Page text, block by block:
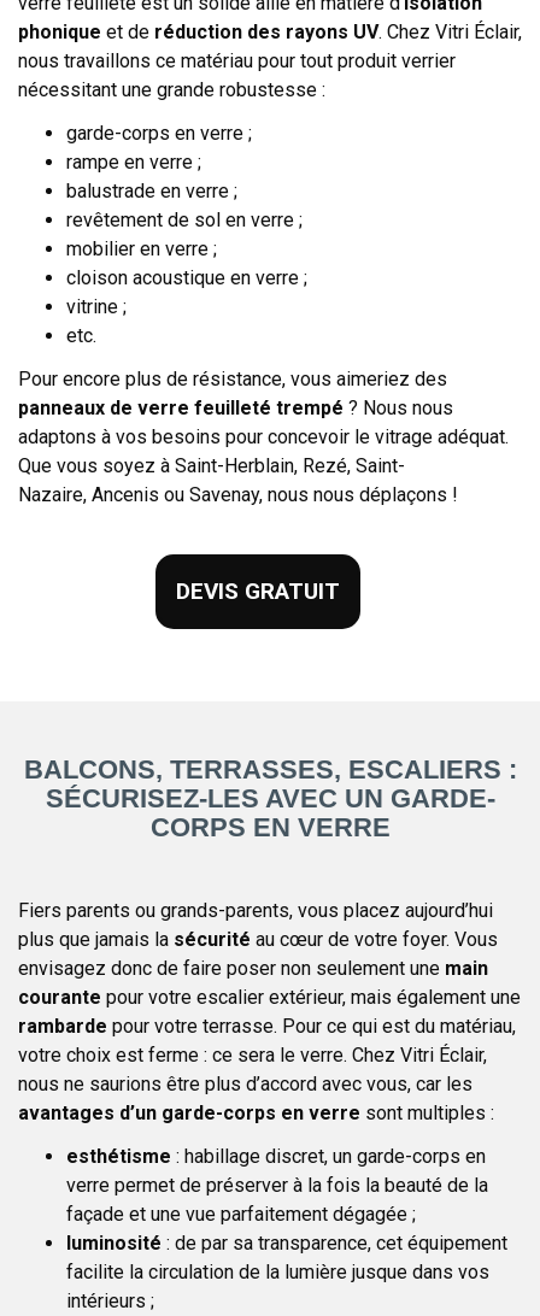
phonique et de réduction des rayons UV. Chez Vitri Éclair,
nous travaillons ce matériau pour tout produit verrier
nécessitant une grande robustesse :
garde-corps en verre ;
rampe en verre ;
balustrade en verre ;
revêtement de sol en verre ;
mobilier en verre ;
cloison acoustique en verre ;
vitrine ;
etc.
Pour encore plus de résistance, vous aimeriez des
panneaux de verre feuilleté trempé ? Nous nous
adaptons à vos besoins pour concevoir le vitrage adéquat.
Que vous soyez à Saint-Herblain, Rezé, Saint-
Nazaire, Ancenis ou Savenay, nous nous déplaçons !
DEVIS GRATUIT
BALCONS, TERRASSES, ESCALIERS :
SÉCURISEZ-LES AVEC UN GARDE-
CORPS EN VERRE
Fiers parents ou grands-parents, vous placez aujourd’hui
plus que jamais la sécurité au cœur de votre foyer. Vous
envisagez donc de faire poser non seulement une main
courante pour votre escalier extérieur, mais également une
rambarde pour votre terrasse. Pour ce qui est du matériau,
votre choix est ferme : ce sera le verre. Chez Vitri Éclair,
nous ne saurions être plus d’accord avec vous, car les
avantages d’un garde-corps en verre sont multiples :
esthétisme : habillage discret, un garde-corps en
verre permet de préserver à la fois la beauté de la
façade et une vue parfaitement dégagée ;
luminosité : de par sa transparence, cet équipement
facilite la circulation de la lumière jusque dans vos
intérieurs ;